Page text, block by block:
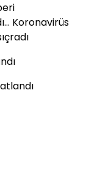
Koronavirüs